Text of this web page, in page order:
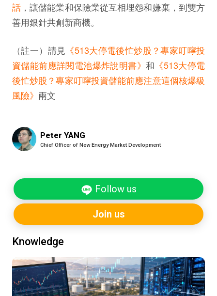
話 ，讓儲能業和保險業從互相埋怨和嫌棄，到雙方
善用銀針共創新商機。
（註一）請見 《513大停電後忙炒股？專家叮嚀投
資儲能前應詳閱電池爆炸說明書》 和 《513大停電
後忙炒股？專家叮嚀投資儲能前應注意這個核爆級
風險》 兩文
Peter YANG
Chief Officer of New Energy Market Development
Follow us
Join us
Knowledge